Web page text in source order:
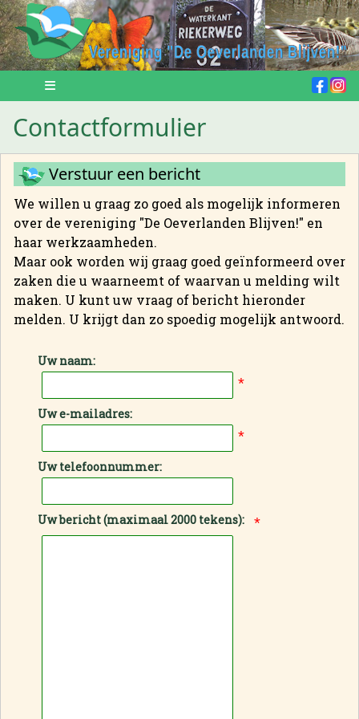
Contactformulier
Verstuur een bericht
We willen u graag zo goed als mogelijk informeren
over de vereniging "De Oeverlanden Blijven!" en
haar werkzaamheden.
Maar ook worden wij graag goed geïnformeerd over
zaken die u waarneemt of waarvan u melding wilt
maken. U kunt uw vraag of bericht hieronder
melden. U krijgt dan zo spoedig mogelijk antwoord.
Uw naam:
*
Uw e-mailadres:
*
Uw telefoonnummer:
Uw bericht (maximaal 2000 tekens): *